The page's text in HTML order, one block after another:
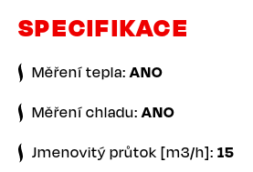
SPECIFIKACE
Měření tepla:ANO
Měření chladu:ANO
Jmenovitý průtok [m3/h]: 15